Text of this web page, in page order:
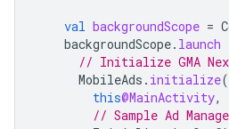
val backgroundScope =
backgroundScope. launch
// Initialize GMA
MobileAds . initialize(
this@MainActivity,
// Sample Ad